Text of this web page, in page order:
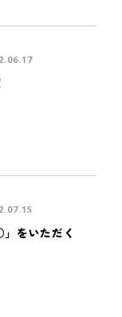
をいただく